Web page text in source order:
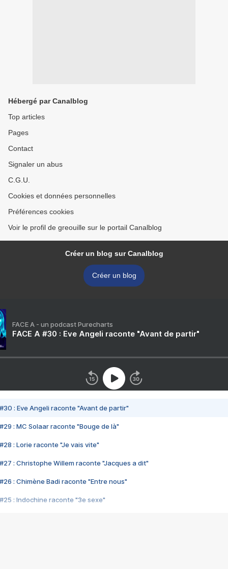
Hébergé par Canalblog
Top articles
Pages
Contact
Signaler un abus
C.G.U.
Cookies et données personnelles
Préférences cookies
Voir le profil de greouille sur le portail Canalblog
Créer un blog sur Canalblog
Créer un blog
FACE A - un podcast Purecharts
FACE A #30 : Eve Angeli raconte "Avant de partir"
#30 : Eve Angeli raconte "Avant de partir"
#29 : MC Solaar raconte "Bouge de là"
#28 : Lorie raconte "Je vais vite"
#27 : Christophe Willem raconte "Jacques a dit"
#26 : Chimène Badi raconte "Entre nous"
#25 : Indochine raconte "3e sexe"